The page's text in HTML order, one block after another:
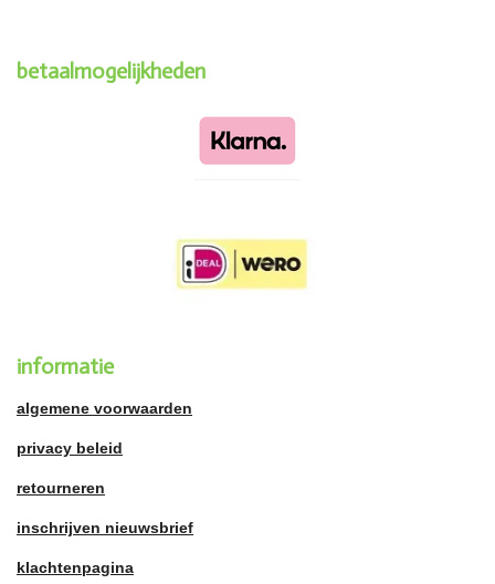
betaalmogelijkheden
informatie
algemene voorwaarden
privacy beleid
retourneren
inschrijven nieuwsbrief
klachtenpagina